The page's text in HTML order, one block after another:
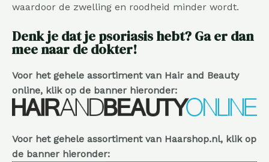
waardoor de zwelling en roodheid minder wordt.
Denk je dat je psoriasis hebt? Ga er dan
mee naar de dokter!
Voor het gehele assortiment van Hair and Beauty
online, klik op de banner hieronder:
Voor het gehele assortiment van Haarshop.nl, klik op
de banner hieronder: